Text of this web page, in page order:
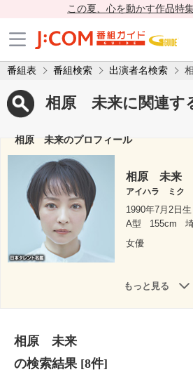
この夏、心を動かす作品特
番組表 番組検索 出演者名検索
相原 未来に関連す
相原 未来のプロフィール
相原 未来
アイハラ ミク
1990年7月2日
A型
155cm
女優
もっと見る
相原 未来
の検索結果[8件]